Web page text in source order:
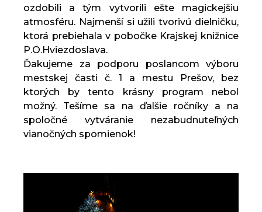
ozdobili a tým vytvorili ešte magickejšiu
atmosféru. Najmenší si užili tvorivú dielničku,
ktorá prebiehala v pobočke Krajskej knižnice
P.O.Hviezdoslava.
Ďakujeme za podporu poslancom výboru
mestskej časti č. 1 a mestu Prešov, bez
ktorých by tento krásny program nebol
možný. Tešíme sa na ďalšie ročníky a na
spoločné vytváranie nezabudnuteľných
vianočných spomienok!